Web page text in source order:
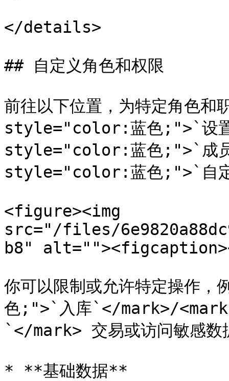
</details>
## 自定义角色和权限
前往以下位置，为特定角色
style="color:蓝色;">`设
style="color:蓝色;">`成
style="color:蓝色;">`自
<figure><img
src="/files/
b8"
你可以限制或允许特定操
色;">`入库`</mark>/
`</mark> 交易或访问敏感数
* **基础数据**